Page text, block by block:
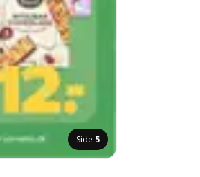
Side 5